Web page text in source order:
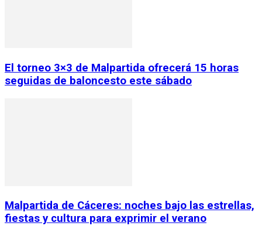
El torneo 3×3 de Malpartida ofrecerá 15 horas
seguidas de baloncesto este sábado
Malpartida de Cáceres: noches bajo las estrellas,
fiestas y cultura para exprimir el verano